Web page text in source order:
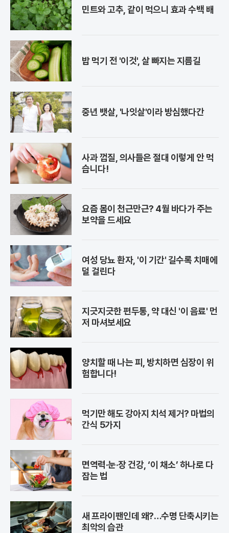
민트와 고추, 같이 먹으니 효과 수백 배
밥 먹기 전 '이것', 살 빠지는 지름길
중년 뱃살, '나잇살'이라 방심했다간
사과 껍질, 의사들은 절대 이렇게 안 먹
습니다!
요즘 몸이 천근만근? 4월 바다가 주는
보약을 드세요
여성 당뇨 환자, '이 기간' 길수록 치매에
덜 걸린다
지긋지긋한 편두통, 약 대신 '이 음료' 먼
저 마셔보세요
양치할 때 나는 피, 방치하면 심장이 위
험합니다!
먹기만 해도 강아지 치석 제거? 마법의
간식 5가지
면역력·눈·장 건강, ‘이 채소’ 하나로 다
잡는 법
새 프라이팬인데 왜?…수명 단축시키는
최악의 습관